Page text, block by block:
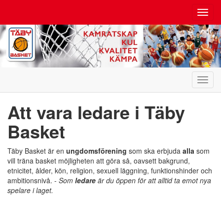
Att vara ledare i Täby
Basket
Täby Basket är en ungdomsförening som ska erbjuda alla som
vill träna basket möjligheten att göra så, oavsett bakgrund,
etnicitet, ålder, kön, religion, sexuell läggning, funktionshinder och
ambitionsnivå. - Som ledare är du öppen för att alltid ta emot nya
spelare i laget.